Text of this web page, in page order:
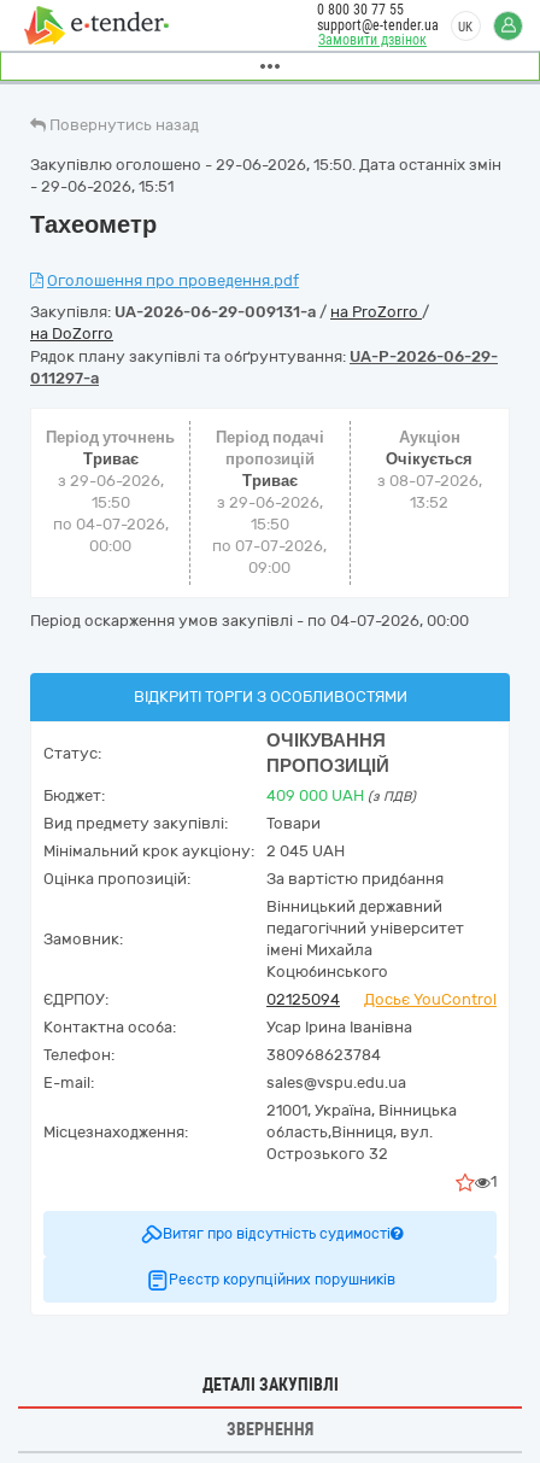
Замовити дзвінок
0 800 30 77 55
support@e-tender.ua
UK
Повернутись назад
Закупівлю оголошено - 29-06-2026, 15:50. Дата останніх змін
- 29-06-2026, 15:51
Тахеометр
Оголошення про проведення.pdf
Закупівля: UA-2026-06-29-009131-a / на ProZorro /
на DoZorro
Рядок плану закупівлі та обґрунтування: UA-P-2026-06-29-
011297-a
Період уточнень
Триває
з 29-06-2026,
15:50
по 04-07-2026,
00:00
Період подачі
пропозицій
Триває
з 29-06-2026,
15:50
по 07-07-2026,
09:00
Аукціон
Очікується
з 08-07-2026,
13:52
Період оскарження умов закупівлі - по 04-07-2026, 00:00
ВІДКРИТІ ТОРГИ З ОСОБЛИВОСТЯМИ
Статус:
ОЧІКУВАННЯ
ПРОПОЗИЦІЙ
Бюджет: 409 000 UAH (з ПДВ)
Вид предмету закупівлі:
Товари
Мінімальний крок аукціону:
2 045 UAH
Оцінка пропозицій:
За вартістю придбання
Замовник:
Вінницький державний
педагогічний університет
імені Михайла
Коцюбинського
ЄДРПОУ:
02125094
Досьє YouControl
Контактна особа:
Усар Ірина Іванівна
Телефон:
380968623784
E-mail:
sales@vspu.edu.ua
Місцезнаходження:
21001, Україна, Вінницька
область,Вінниця, вул.
Острозького 32
1
Витяг про відсутність судимості
Реєстр корупційних порушників
ДЕТАЛІ ЗАКУПІВЛІ
ЗВЕРНЕННЯ